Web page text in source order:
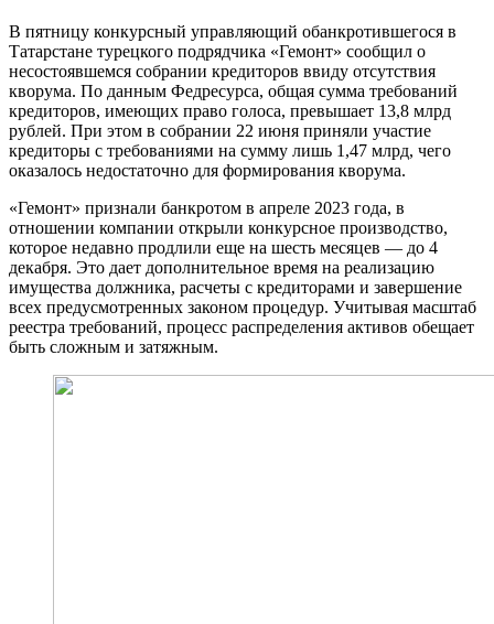
В пятницу конкурсный управляющий обанкротившегося в
Татарстане турецкого подрядчика «Гемонт» сообщил о
несостоявшемся собрании кредиторов ввиду отсутствия
кворума. По данным Федресурса, общая сумма требований
кредиторов, имеющих право голоса, превышает 13,8 млрд
рублей. При этом в собрании 22 июня приняли участие
кредиторы с требованиями на сумму лишь 1,47 млрд, чего
оказалось недостаточно для формирования кворума.
«Гемонт» признали банкротом в апреле 2023 года, в
отношении компании открыли конкурсное производство,
которое недавно продлили еще на шесть месяцев — до 4
декабря. Это дает дополнительное время на реализацию
имущества должника, расчеты с кредиторами и завершение
всех предусмотренных законом процедур. Учитывая масштаб
реестра требований, процесс распределения активов обещает
быть сложным и затяжным.